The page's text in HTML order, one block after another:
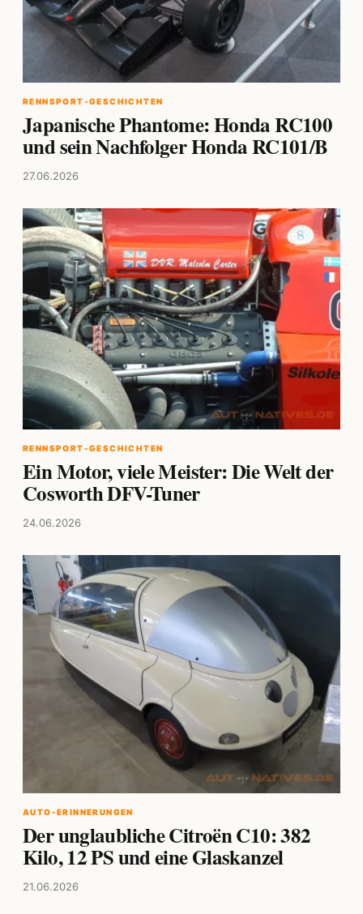
RENNSPORT-GESCHICHTEN
Japanische Phantome: Honda RC100
und sein Nachfolger Honda RC101/B
27.06.2026
RENNSPORT-GESCHICHTEN
Ein Motor, viele Meister: Die Welt der
Cosworth DFV-Tuner
24.06.2026
AUTO-ERINNERUNGEN
Der unglaubliche Citroën C10: 382
Kilo, 12 PS und eine Glaskanzel
21.06.2026